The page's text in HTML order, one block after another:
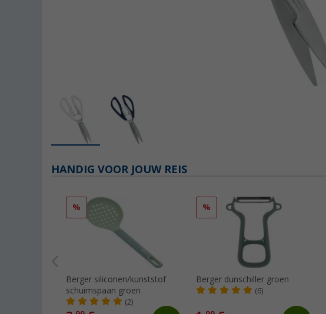
HANDIG VOOR JOUW REIS
%
Berger siliconen/kunststof
schuimspaan groen
(2)
%
Berger dunschiller groen
(6)